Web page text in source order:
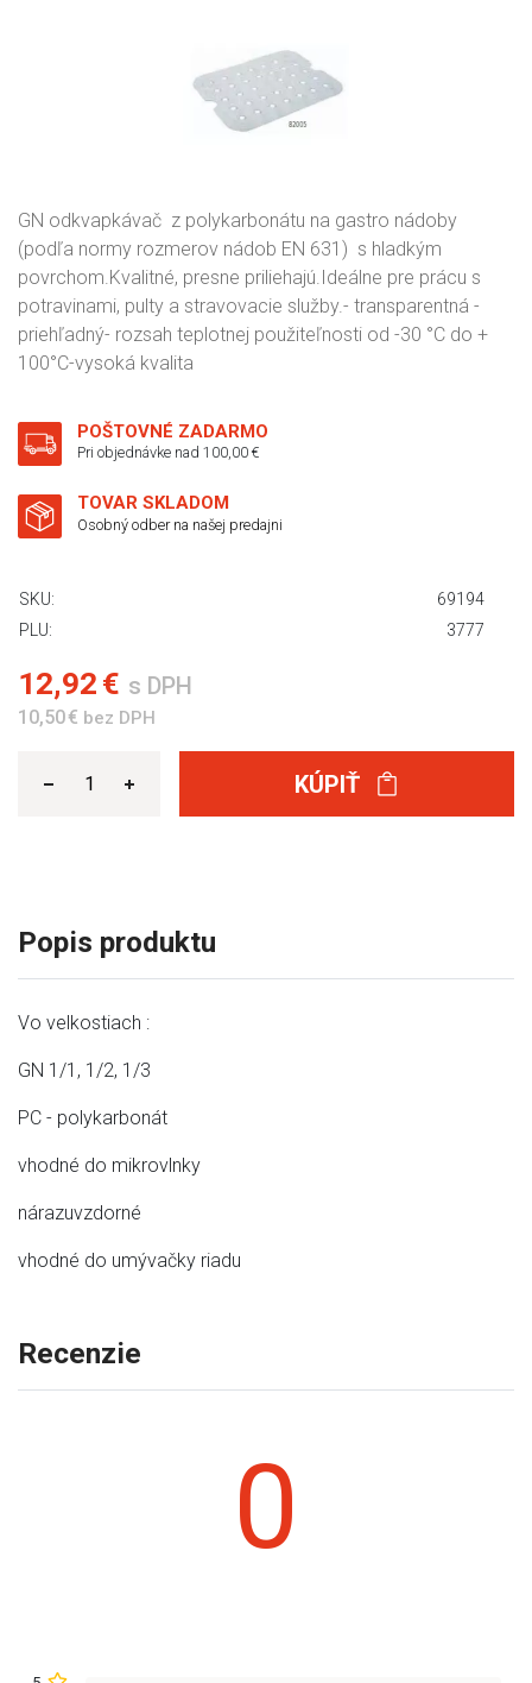
GN odkvapkávač z polykarbonátu na gastro nádoby
(podľa normy rozmerov nádob EN 631) s hladkým
povrchom.Kvalitné, presne priliehajú.Ideálne pre prácu s
potravinami, pulty a stravovacie služby.- transparentná -
priehľadný- rozsah teplotnej použiteľnosti od -30 °C do +
100°C-vysoká kvalita
POŠTOVNÉ ZADARMO
Pri objednávke nad 100,00 €
TOVAR SKLADOM
Osobný odber na našej predajni
SKU:
69194
PLU:
3777
12,92 € s DPH
10,50 € bez DPH
KÚPIŤ
Popis produktu
Vo velkostiach :
GN 1/1, 1/2, 1/3
PC - polykarbonát
vhodné do mikrovlnky
nárazuvzdorné
vhodné do umývačky riadu
Recenzie
0